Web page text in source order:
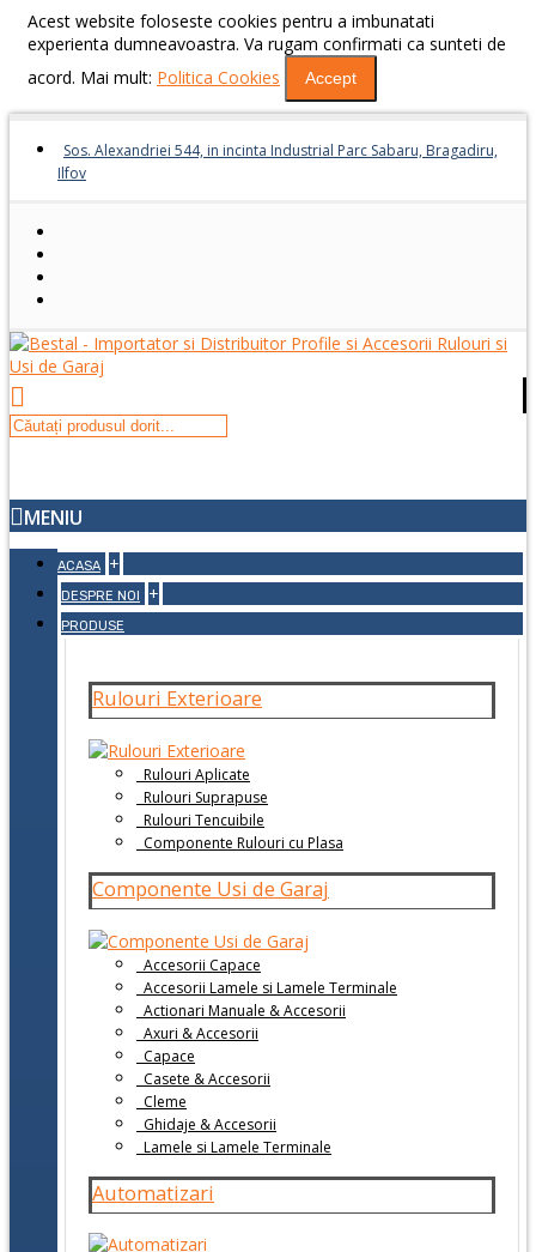
Acest website foloseste cookies pentru a imbunatati
experienta dumneavoastra. Va rugam confirmati ca sunteti de
acord. Mai mult: Politica Cookies Accept
Sos. Alexandriei 544, in incinta Industrial Parc Sabaru, Bragadiru,
Ilfov
MENIU
ACASA +
DESPRE NOI +
PRODUSE
Rulouri Exterioare
Rulouri Aplicate
Rulouri Suprapuse
Rulouri Tencuibile
Componente Rulouri cu Plasa
Componente Usi de Garaj
Accesorii Capace
Accesorii Lamele si Lamele Terminale
Actionari Manuale & Accesorii
Axuri & Accesorii
Capace
Casete & Accesorii
Cleme
Ghidaje & Accesorii
Lamele si Lamele Terminale
Automatizari